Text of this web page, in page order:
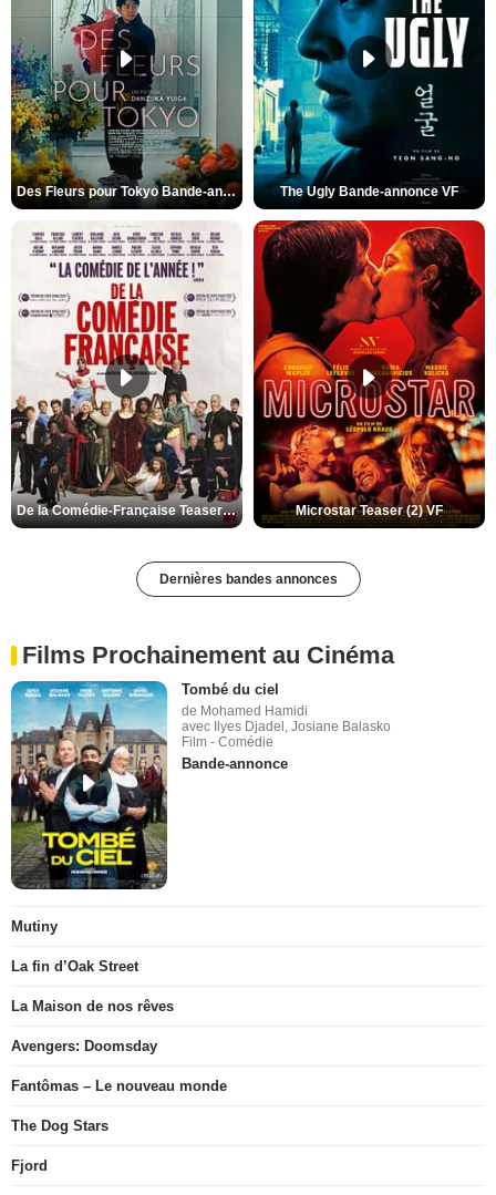
Des Fleurs pour Tokyo Bande-annonce VO STFR The Ugly Bande-annonce VF
De la Comédie-Française Teaser (3) VF Microstar Teaser (2) VF
Dernières bandes annonces
Films Prochainement au Cinéma
Tombé du ciel
de Mohamed Hamidi
avec Ilyes Djadel, Josiane Balasko
Film - Comédie
Bande-annonce
Mutiny
La fin d’Oak Street
La Maison de nos rêves
Avengers: Doomsday
Fantômas – Le nouveau monde
The Dog Stars
Fjord